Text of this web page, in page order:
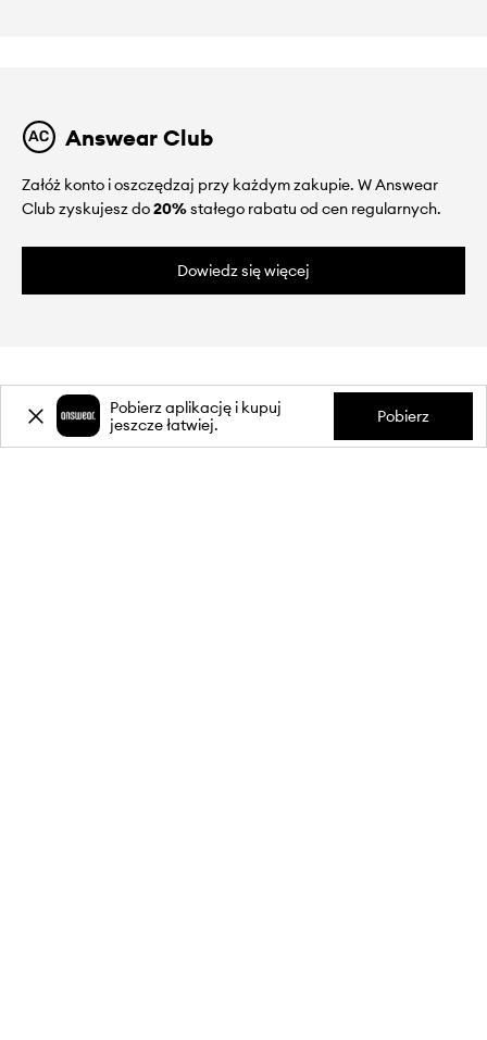
Answear Club
Załóż konto i oszczędzaj przy każdym zakupie. W Answear
Club zyskujesz do20%stałego rabatu od cen regularnych.
Dowiedz się więcej
O NAS
Pobierz aplikację i kupuj
jeszcze łatwiej.
Pobierz